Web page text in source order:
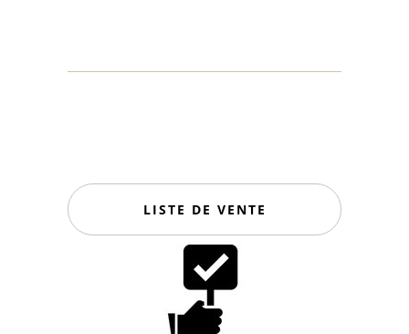
LISTE DE VENTE